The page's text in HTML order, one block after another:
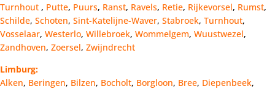
Turnhout , Putte, Puurs, Ranst, Ravels, Retie, Rijkevorsel, Rumst,
Schilde, Schoten, Sint-Katelijne-Waver, Stabroek, Turnhout,
Vosselaar, Westerlo, Willebroek, Wommelgem, Wuustwezel,
Zandhoven, Zoersel, Zwijndrecht
Limburg:
Alken, Beringen, Bilzen, Bocholt, Borgloon, Bree, Diepenbeek,